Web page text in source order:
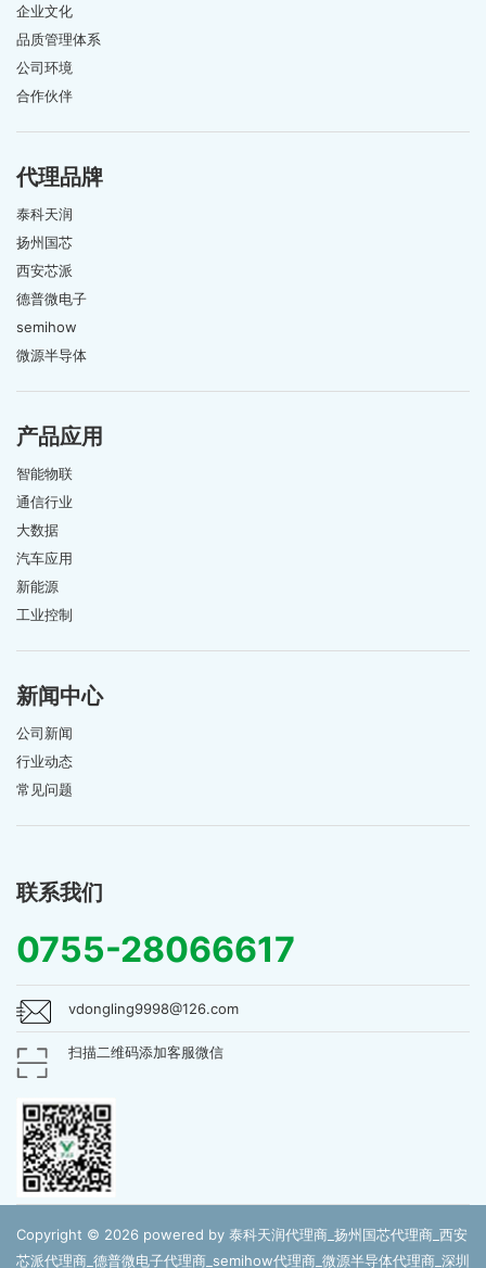
企业文化
品质管理体系
公司环境
合作伙伴
代理品牌
泰科天润
扬州国芯
西安芯派
德普微电子
semihow
微源半导体
产品应用
智能物联
通信行业
大数据
汽车应用
新能源
工业控制
新闻中心
公司新闻
行业动态
常见问题
联系我们
0755-28066617
vdongling9998@126.com
扫描二维码添加客服微信
Copyright © 2026 powered by 泰科天润代理商_扬州国芯代理商_西安
芯派代理商_德普微电子代理商_semihow代理商_微源半导体代理商_深圳